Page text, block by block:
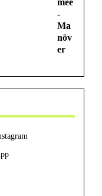
mee
-
Ma
növ
er